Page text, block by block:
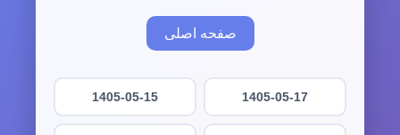
صفحه اصلی
1405-05-17
1405-05-15